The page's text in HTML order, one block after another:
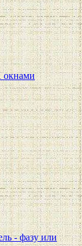
окнами
- фазу или